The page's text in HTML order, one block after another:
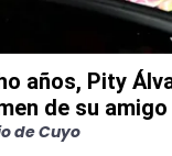
años, Pity
de su amigo
de Cuyo